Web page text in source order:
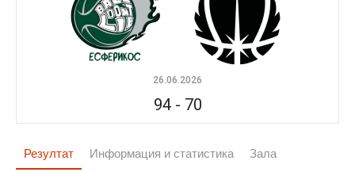
26.06.2026
94- 70
Резултат Информация и статистика Зала